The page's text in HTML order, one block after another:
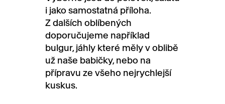
i jako samostatná příloha.
Z dalších oblíbených
doporučujeme například
bulgur, jáhly které měly v oblibě
už naše babičky, nebo na
přípravu ze všeho nejrychlejší
kuskus.